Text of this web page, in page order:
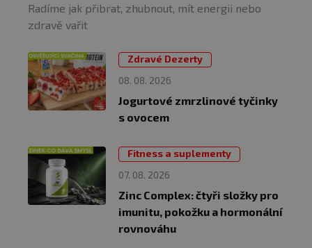
Radíme jak přibrat, zhubnout, mít energii nebo
zdravě vařit
08. 08. 2026
Zdravé Dezerty
Jogurtové zmrzlinové tyčinky
s ovocem
07. 08. 2026
Fitness a suplementy
Zinc Complex: čtyři složky pro
imunitu, pokožku a hormonální
rovnováhu